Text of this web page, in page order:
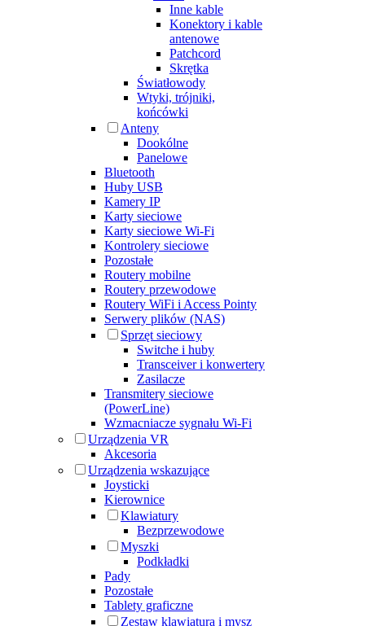
Inne kable
Konektory i kable
antenowe
Patchcord
Skrętka
Światłowody
Wtyki, trójniki,
końcówki
Anteny
Dookólne
Panelowe
Bluetooth
Huby USB
Kamery IP
Karty sieciowe
Karty sieciowe Wi-Fi
Kontrolery sieciowe
Pozostałe
Routery mobilne
Routery przewodowe
Routery WiFi i Access Pointy
Serwery plików (NAS)
Sprzęt sieciowy
Switche i huby
Transceiver i konwertery
Zasilacze
Transmitery sieciowe
(PowerLine)
Wzmacniacze sygnału Wi-Fi
Urządzenia VR
Akcesoria
Urządzenia wskazujące
Joysticki
Kierownice
Klawiatury
Bezprzewodowe
Myszki
Podkładki
Pady
Pozostałe
Tablety graficzne
Zestaw klawiatura i mysz